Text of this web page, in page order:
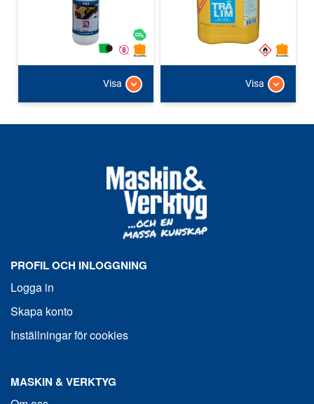
Visa Visa
PROFIL OCH INLOGGNING
Logga in
Skapa konto
Inställningar för cookies
MASKIN & VERKTYG